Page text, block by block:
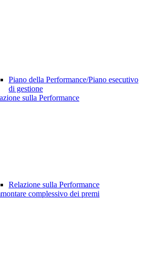
Piano della Performance/Piano esecutivo
di gestione
sulla Performance
Relazione sulla Performance
complessivo dei premi